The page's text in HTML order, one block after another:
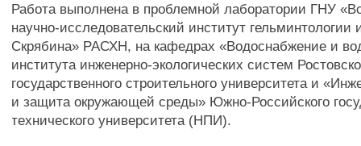
Работа выполнена в проблемной лаборатории ГНУ
научно-исследовательский институт
Скрябина» РАСХН, на кафедрах «Водоснабжение и
института инженерно-экологических систем
государственного строительного университета и
и защита окружающей среды» Южно-Российского
технического университета (НПИ).